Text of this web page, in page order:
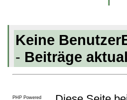
Keine
- Beiträge